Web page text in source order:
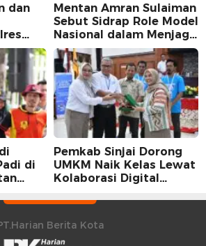
dan
Mentan Amran Sulaiman
Sebut Sidrap Role Model
Nasional dalam Menjaga
Stabilitas Harga Telur
di
Pemkab Sinjai Dorong
UMKM Naik Kelas Lewat
Kolaborasi Digital
Berita Kota